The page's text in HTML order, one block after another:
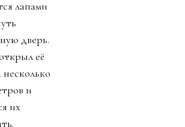
лапами
дверь.
её
несколько
и
их